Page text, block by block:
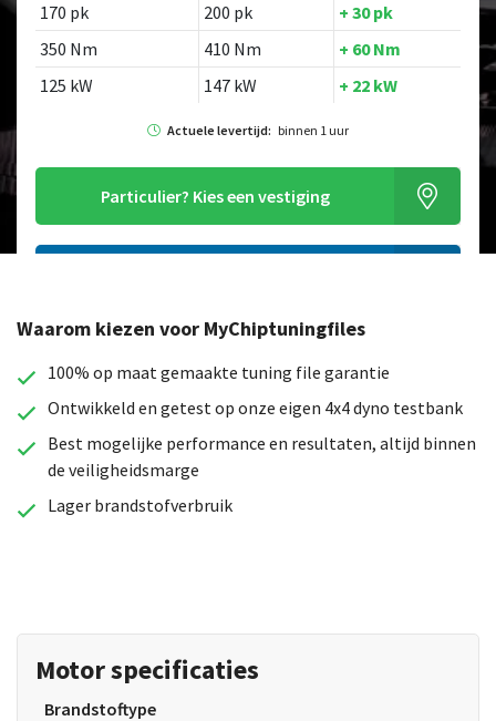
170 pk
200 pk
+ 30 pk
350 Nm
410 Nm
+ 60 Nm
125 kW
147 kW + 22 kW
Actuele levertijd: binnen 1 uur
Particulier? Kies een vestiging
Op zoek naar een ander model?
Waarom kiezen voor MyChiptuningfiles
100% op maat gemaakte tuning file garantie
Ontwikkeld en getest op onze eigen 4x4 dyno testbank
Best mogelijke performance en resultaten, altijd binnen
de veiligheidsmarge
Lager brandstofverbruik
Motor specificaties
Brandstoftype